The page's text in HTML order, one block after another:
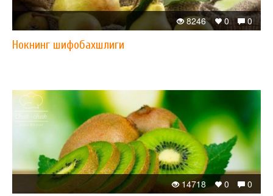
0
0
8246
Нокнинг шифобахшлиги
0
0
14718